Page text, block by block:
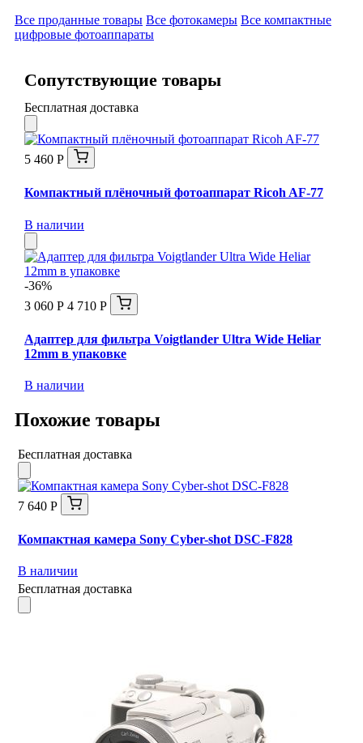
Все проданные товары Все фотокамеры Все компактные
цифровые фотоаппараты
Сопутствующие товары
Бесплатная доставка
5 460 Р
Компактный плёночный фотоаппарат Ricoh AF-77
В наличии
-36%
3 060 Р 4 710 Р
Адаптер для фильтра Voigtlander Ultra Wide Heliar
12mm в упаковке
В наличии
Похожие товары
Бесплатная доставка
7 640 Р
Компактная камера Sony Cyber-shot DSC-F828
В наличии
Бесплатная доставка